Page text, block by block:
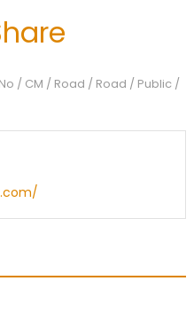
/ CM / Road / Road / Public /